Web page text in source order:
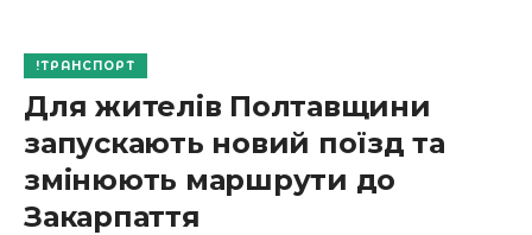
ТРАНСПОРТ
Для жителів Полтавщини
запускають новий поїзд та
змінюють маршрути до
Закарпаття